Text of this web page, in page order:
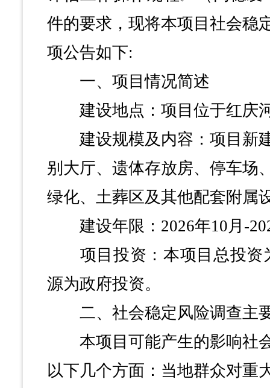
件的要求，现将本项目社会稳
项公告如下:
一、项目情况简述
建设地点：项目位于红庆
建设规模及内容：项目新
别大厅、遗体存放房、停车场
绿化、土葬区及其他配套附属
建设年限：2026年10月-
项目投资：本项目总投资
源为政府投资。
二、社会稳定风险调查主
本项目可能产生的影响社
以下几个方面：当地群众对重